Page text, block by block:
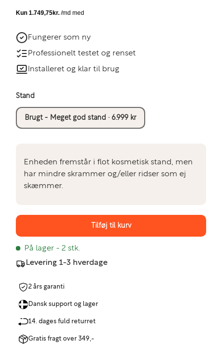
Fungerer som ny
Professionelt testet og renset
Installeret og klar til brug
Stand
Brugt - Meget god stand · 6.999 kr
Enheden fremstår i flot kosmetisk stand, men
har mindre skrammer og/eller ridser som ej
skæmmer.
Tilføj til kurv
På lager - 2 stk.
Levering 1-3 hverdage
2 års garanti
Dansk support og lager
14. dages fuld returret
Gratis fragt over 349,-